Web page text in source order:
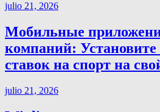
julio 21, 2026
Мобильные
компаний:
ставок на спорт на
julio 21, 2026